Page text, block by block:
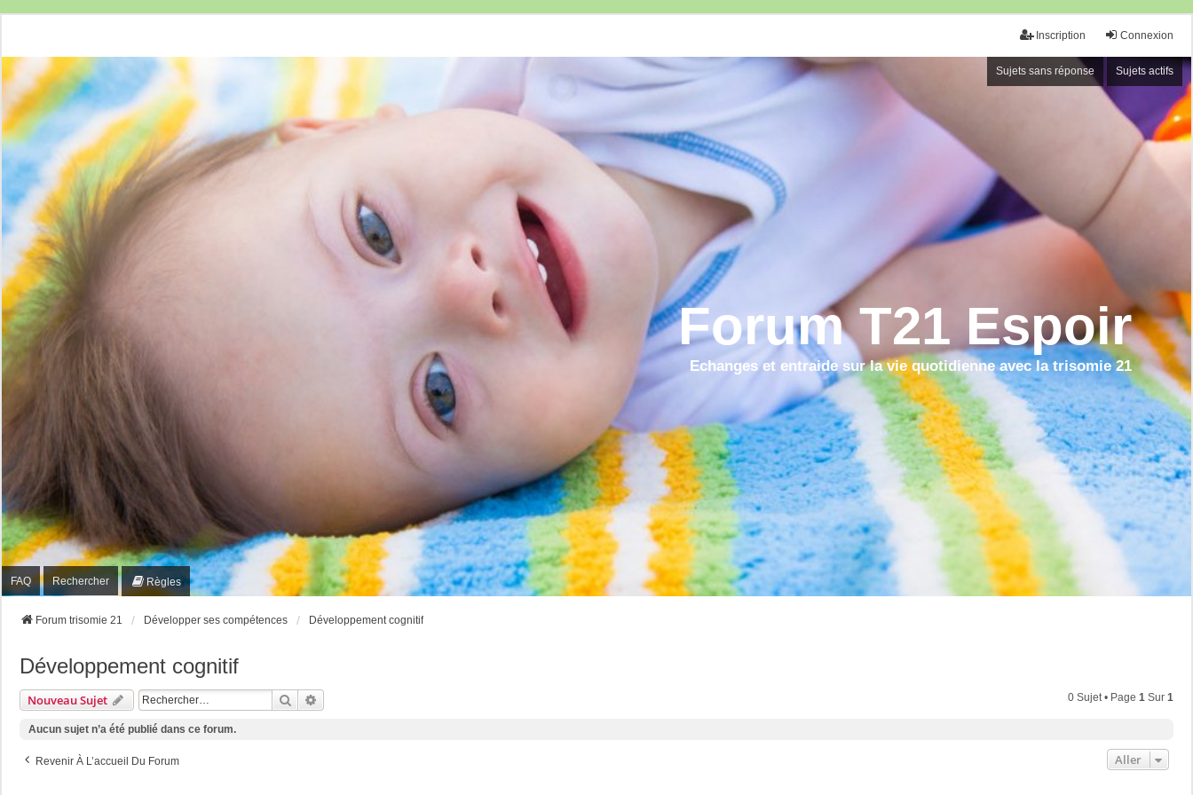
Connexion
Inscription
Sujets sans réponse Sujets actifs
Forum T21 Espoir
Echanges et entraide sur la vie quotidienne avec la trisomie 21
FAQ Rechercher Règles
Forum trisomie 21 Développer ses compétences Développement cognitif
Développement cognitif
Nouveau Sujet Rechercher 0 Sujet • Page 1 Sur 1
Aucun sujet n’a été publié dans ce forum.
Revenir À L’accueil Du Forum Aller